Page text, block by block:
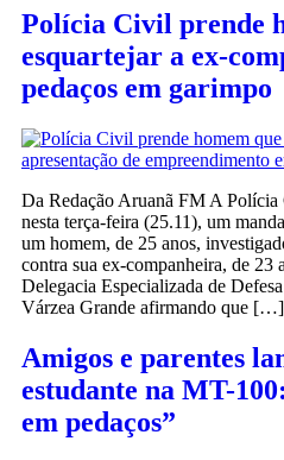
Polícia Civil prende
esquartejar a ex-
pedaços em garimpo
Da Redação Aruanã FM A
nesta terça-feira (25.11), um
um homem, de 25 anos,
contra sua ex-companheira, de 23
Delegacia Especializada de
Várzea Grande afirmando que […]
Amigos e parentes
estudante na MT-
em pedaços”